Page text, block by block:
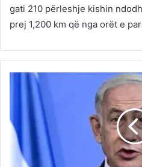
gati 210 përleshje kishin
prej 1,200 km që nga orët e